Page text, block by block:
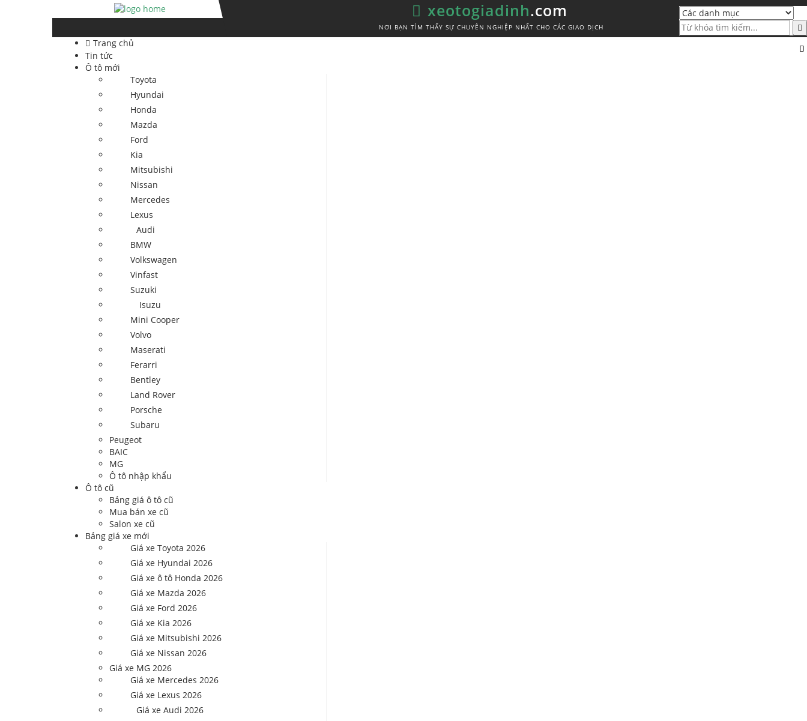
xeotogiadinh.com
NƠI BẠN TÌM THẤY SỰ CHUYÊN NGHIỆP NHẤT CHO CÁC GIAO DỊCH
Trang chủ
Tin tức
Ô tô mới
Toyota
Hyundai
Honda
Mazda
Ford
Kia
Mitsubishi
Nissan
Mercedes
Lexus
Audi
BMW
Volkswagen
Vinfast
Suzuki
Isuzu
Mini Cooper
Volvo
Maserati
Ferarri
Bentley
Land Rover
Porsche
Subaru
Peugeot
BAIC
MG
Ô tô nhập khẩu
Ô tô cũ
Bảng giá ô tô cũ
Mua bán xe cũ
Salon xe cũ
Bảng giá xe mới
Giá xe Toyota 2026
Giá xe Hyundai 2026
Giá xe ô tô Honda 2026
Giá xe Mazda 2026
Giá xe Ford 2026
Giá xe Kia 2026
Giá xe Mitsubishi 2026
Giá xe Nissan 2026
Giá xe MG 2026
Giá xe Mercedes 2026
Giá xe Lexus 2026
Giá xe Audi 2026